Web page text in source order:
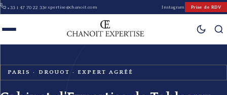
+33 1 47 70 22 33expertise@chanoit.com Instagram Prise de RDV
PARIS · DROUOT · EXPERT AGRÉÉ